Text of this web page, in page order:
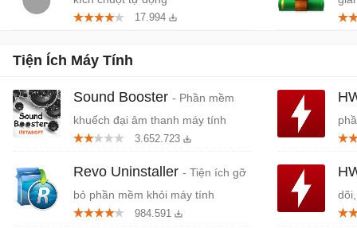
17.994
Tiện Ích Máy Tính
Sound Booster - Phần mềm
khuếch đại âm thanh máy tính
3.652.723
Revo Uninstaller - Tiện ích gỡ
bỏ phần mềm khỏi máy tính
984.591